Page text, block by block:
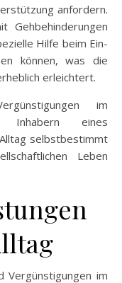
anfordern.
Gehbehinderungen
Hilfe beim Ein-
können, was die
erleichtert.
im
Inhabern eines
selbstbestimmt
Leben
Vergünstigungen im